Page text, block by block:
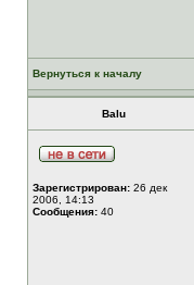
Вернуться к началу
Balu
Зарегистрирован: 26 дек
2006, 14:13
Сообщения: 40